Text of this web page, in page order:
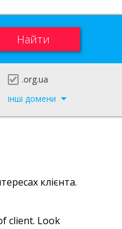
.org.ua
інші домени
клієнта.
client. Look